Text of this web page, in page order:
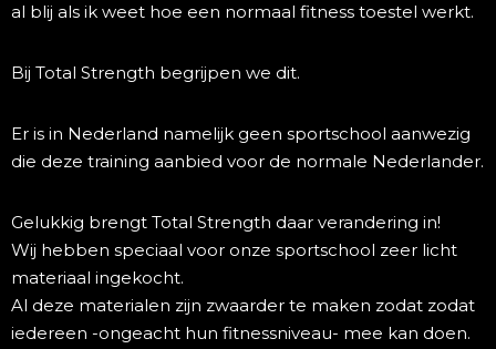
al blij als ik weet hoe een normaal fitness toestel werkt.
Bij Total Strength begrijpen we dit.
Er is in Nederland namelijk geen sportschool aanwezig
die deze training aanbied voor de normale Nederlander.
Gelukkig brengt Total Strength daar verandering in!
Wij hebben speciaal voor onze sportschool zeer licht
materiaal ingekocht.
Al deze materialen zijn zwaarder te maken zodat zodat
iedereen -ongeacht hun fitnessniveau- mee kan doen.